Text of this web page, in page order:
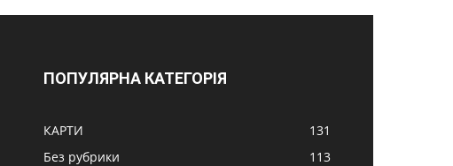
ПОПУЛЯРНА КАТЕГОРІЯ
КАРТИ
131
Без рубрики
113